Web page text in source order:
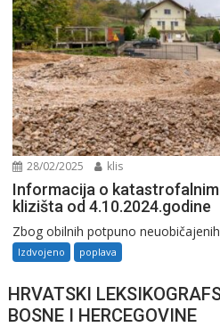
28/02/2025 klis
Informacija o
klizišta od 4.10.2024.godine
Zbog obilnih potpuno
Izdvojeno poplava
HRVATSKI
BOSNE I HERCEGOVINE